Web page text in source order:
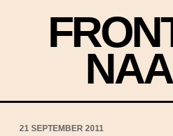
21 SEPTEMBER 2011